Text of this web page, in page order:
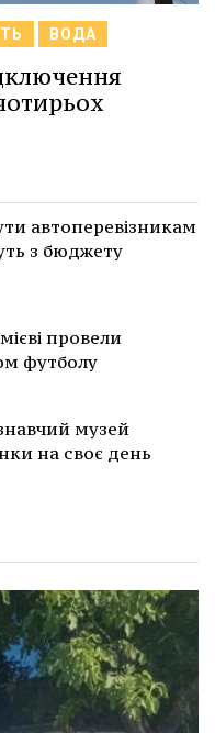
ВОДА
автоперевізникам
з бюджету
провели
футболу
музей
на своє день